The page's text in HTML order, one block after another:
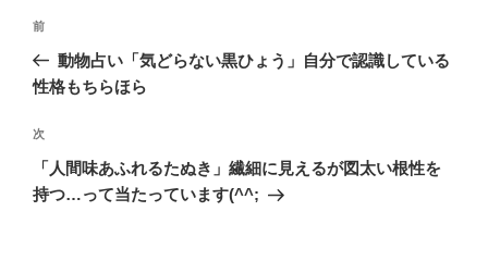
投
ナ
ゲ
ー
シ
前
の
投
前
動物占い「気どらない黒ひょう」自分で認識している
性格もちらほら
次
の
投
次
「人間味あふれるたぬき」繊細に見えるが図太い根性を
持つ…って当たっています(^^;